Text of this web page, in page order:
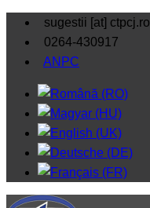
sugestii [at] ctpcj.ro
0264-430917
ANPC